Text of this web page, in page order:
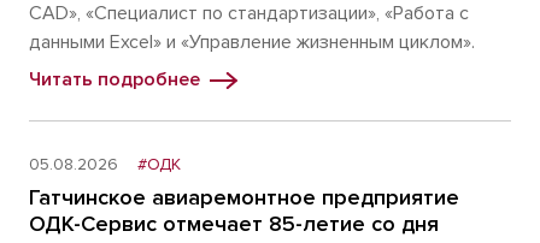
CAD», «Специалист по стандартизации», «Работа с
данными Excel» и «Управление жизненным циклом».
Читать подробнее
05.08.2026 #ОДК
Гатчинское авиаремонтное предприятие
ОДК-Сервис отмечает 85-летие со дня